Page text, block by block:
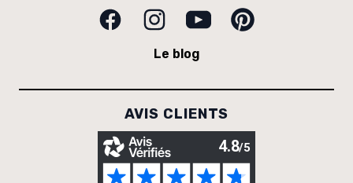
FacebookInstagramYoutubePinterest
Le blog
AVIS CLIENTS